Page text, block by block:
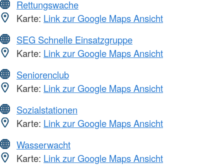
Rettungswache
Karte: Link zur Google Maps Ansicht
SEG Schnelle Einsatzgruppe
Karte: Link zur Google Maps Ansicht
Seniorenclub
Karte: Link zur Google Maps Ansicht
Sozialstationen
Karte: Link zur Google Maps Ansicht
Wasserwacht
Karte: Link zur Google Maps Ansicht